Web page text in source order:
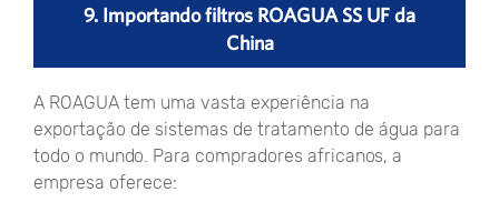
9. Importando filtros ROAGUA SS UF da
China
A ROAGUA tem uma vasta experiência na
exportação de sistemas de tratamento de água para
todo o mundo. Para compradores africanos, a
empresa oferece: